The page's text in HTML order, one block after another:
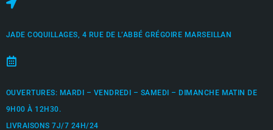
JADE COQUILLAGES, 4 RUE DE L’ABBÉ GRÉGOIRE MARSEILLAN
OUVERTURES: MARDI – VENDREDI – SAMEDI – DIMANCHE MATIN DE
9H00 À 12H30.
LIVRAISONS 7J/7 24H/24